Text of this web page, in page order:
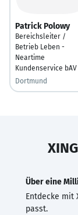
Patrick Polowy
Bereichsleiter /
Betrieb Leben -
Neartime
Kundenservice bAV
Dortmund
Über eine
Entdecke mit
passt.